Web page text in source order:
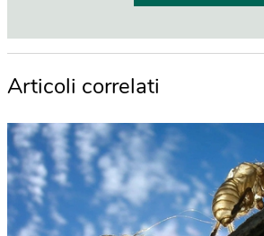
Articoli correlati